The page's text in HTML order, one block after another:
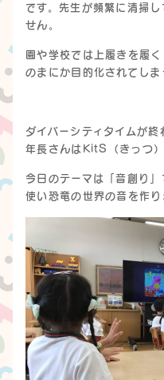
です。先生が頻繁に清掃
せん。
園や学校では上履きを履
のまにか目的化されてしま
ダイバーシティタイムが終
年長さんはKitS（きっつ）
今日のテーマは「音創り」
使い恐竜の世界の音を作り